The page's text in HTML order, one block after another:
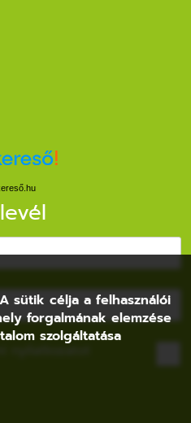
sütik célja a felhasználói
forgalmának elemzése
szolgáltatása